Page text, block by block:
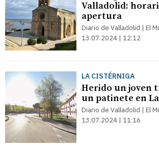
Valladolid:
apertura
Diario de Valladolid | El
13.07.2024 | 12:12
LA CISTÉRNIGA
Herido un joven
un patinete en
Diario de Valladolid | El
13.07.2024 | 11:16